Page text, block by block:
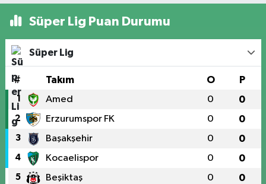
Süper Lig Puan Durumu
Süper Lig
# Takım O P
1 Amed 0 0
2 Erzurumspor FK 0 0
3 Başakşehir 0 0
4 Kocaelispor 0 0
5 Beşiktaş 0 0